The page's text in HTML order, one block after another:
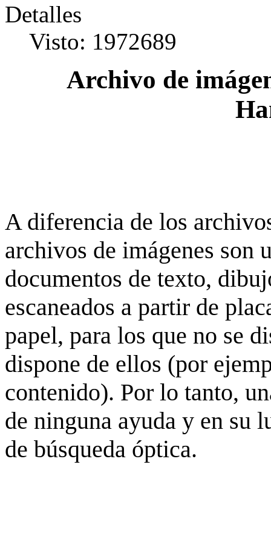
Detalles
Visto: 1972689
Archivo de
A diferencia de los
archivos de imágenes son
documentos de texto,
escaneados a partir de
papel, para los que no se
dispone de ellos (por
contenido). Por lo tanto,
de ninguna ayuda y en su
de búsqueda óptica.